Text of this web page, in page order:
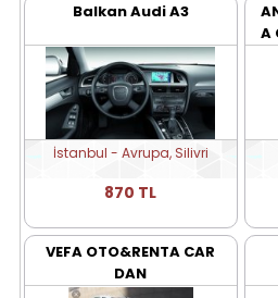
Balkan Audi A3
İstanbul - Avrupa, Silivri
870 TL
A
VEFA OTO&RENTA CAR
DAN